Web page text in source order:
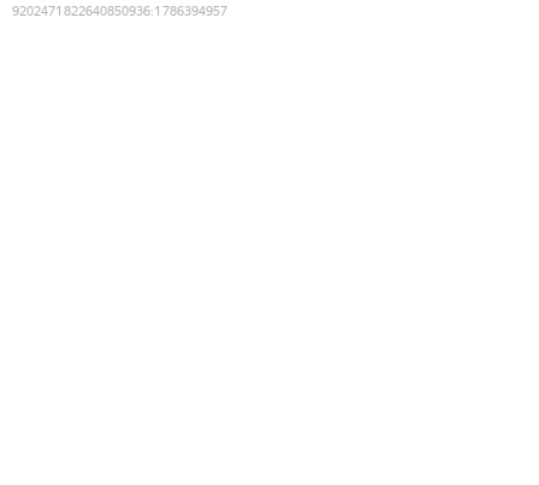
9202471822640850936:1786394957